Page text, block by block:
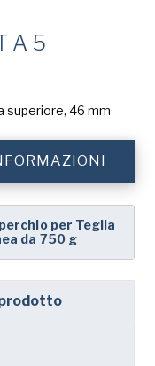
A 5
superiore, 46 mm
per Teglia
da 750 g